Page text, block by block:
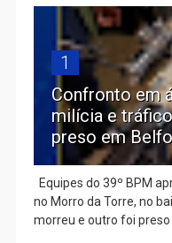
1
Confronto em
milícia e
preso em
Equipes do 39º BPM
no Morro da Torre, no
morreu e outro foi preso